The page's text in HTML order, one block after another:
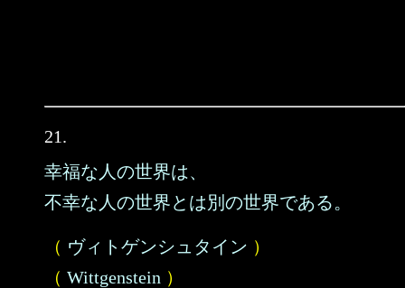
21.
幸福な人の世界は、
不幸な人の世界とは別の世界である。
（ ヴィトゲンシュタイン ）
（ Wittgenstein ）